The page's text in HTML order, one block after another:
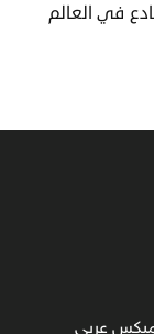
في العالم
عربي